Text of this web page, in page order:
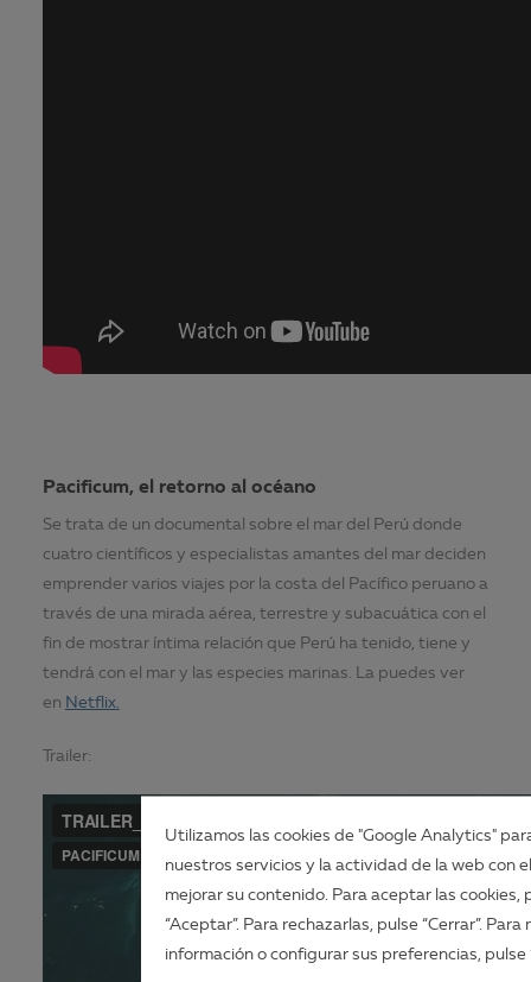
Pacificum, el retorno al océano
Se trata de un documental sobre el mar del Perú donde
cuatro científicos y especialistas amantes del mar deciden
emprender varios viajes por la costa del Pacífico peruano a
través de una mirada aérea, terrestre y subacuática con el
fin de mostrar íntima relación que Perú ha tenido, tiene y
tendrá con el mar y las especies marinas. La puedes ver
en Netflix.
Trailer:
Utilizamos las cookies de "Google Analytics"
nuestros servicios y la actividad de la web con
mejorar su contenido. Para aceptar las cookies,
“Aceptar”. Para rechazarlas, pulse “Cerrar”. Para
información o configurar sus preferencias, pulse